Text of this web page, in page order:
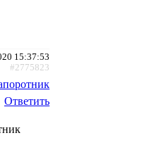
15:37:53
#2775823
Ответить